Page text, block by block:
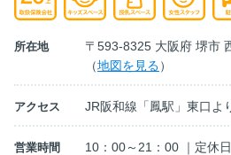
所在地
〒593-8325 大阪府 堺市
（地図を見る）
アクセス JR阪和線「鳳駅」東口よ
営業時間 10：00～21：00 ｜定休